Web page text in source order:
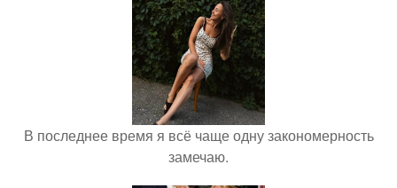
В последнее время я всё чаще одну закономерность
замечаю.